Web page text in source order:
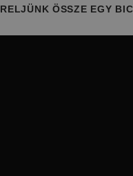
ÖSSZE EGY